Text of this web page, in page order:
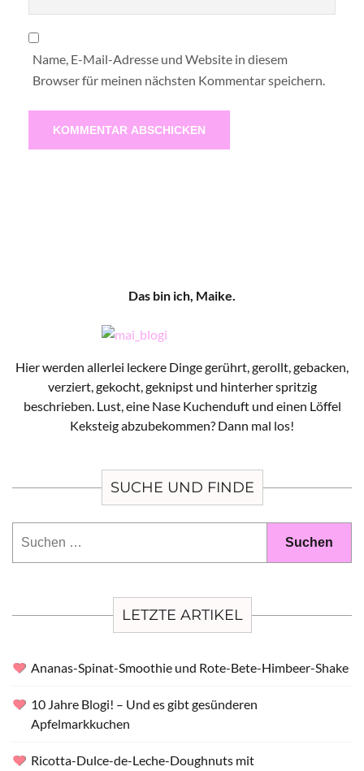
Name, E-Mail-Adresse und Website in diesem
Browser für meinen nächsten Kommentar speichern.
Das bin ich, Maike.
Hier werden allerlei leckere Dinge gerührt, gerollt, gebacken,
verziert, gekocht, geknipst und hinterher spritzig
beschrieben. Lust, eine Nase Kuchenduft und einen Löffel
Keksteig abzubekommen? Dann mal los!
SUCHE UND FINDE
LETZTE ARTIKEL
Ananas-Spinat-Smoothie und Rote-Bete-Himbeer-Shake
10 Jahre Blogi! – Und es gibt gesünderen
Apfelmarkkuchen
Ricotta-Dulce-de-Leche-Doughnuts mit